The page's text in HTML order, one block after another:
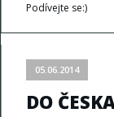
Podívejte se:)
05.06.2014
DO